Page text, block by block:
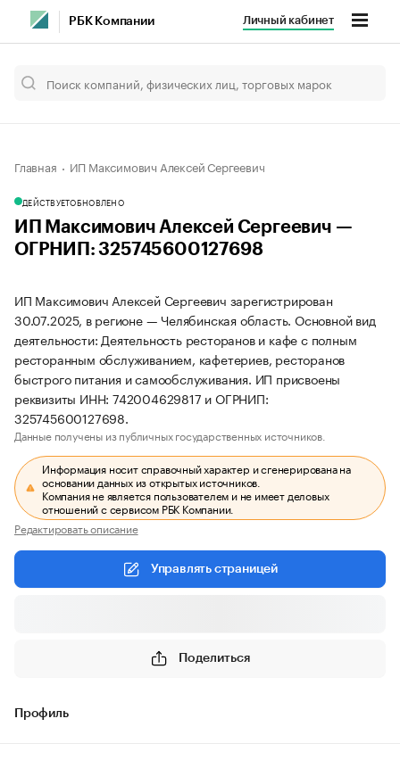
РБК Компании Личный кабинет
Главная ИП Максимович Алексей Сергеевич
ДЕЙСТВУЕТОБНОВЛЕНО
ИП Максимович Алексей Сергеевич —
ОГРНИП: 325745600127698
ИП Максимович Алексей Сергеевич зарегистрирован
30.07.2025, в регионе — Челябинская область. Основной вид
деятельности: Деятельность ресторанов и кафе с полным
ресторанным обслуживанием, кафетериев, ресторанов
быстрого питания и самообслуживания. ИП присвоены
реквизиты ИНН: 742004629817 и ОГРНИП:
325745600127698.
Данные получены из публичных государственных источников.
Информация носит справочный характер и сгенерирована на
основании данных из открытых источников.
Компания не является пользователем и не имеет деловых
отношений с сервисом РБК Компании.
Редактировать описание
Управлять страницей
Поделиться
Профиль